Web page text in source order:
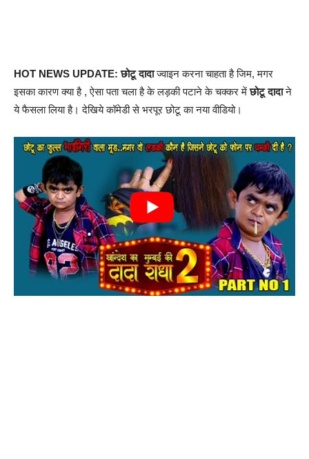
HOT NEWS UPDATE: छोटू दादाज्वाइन करना चाहता है जिम, मगर
इसका कारण क्या है , ऐसा पता चला है के लड़की पटाने के चक्कर मेंछोटू दादाने
ये फैसला लिया है। देखिये कॉमेडी से भरपूर छोटू का नया वीडियो।